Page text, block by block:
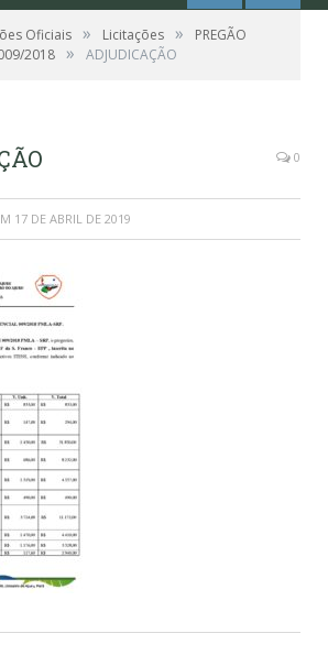
Oficiais » Licitações »
PREGÃO
009/2018 » ADJUDICAÇÃO
0
17 DE ABRIL DE 2019